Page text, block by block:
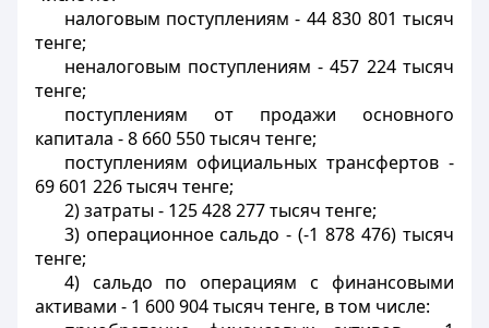
налоговым поступлениям - 44 830 801 тысяч
тенге;
неналоговым поступлениям - 457 224 тысяч
тенге;
поступлениям от продажи основного
капитала - 8 660 550 тысяч тенге;
поступлениям официальных трансфертов -
69 601 226 тысяч тенге;
2) затраты - 125 428 277 тысяч тенге;
3) операционное сальдо - (-1 878 476) тысяч
тенге;
4) сальдо по операциям с финансовыми
активами - 1 600 904 тысяч тенге, в том числе: